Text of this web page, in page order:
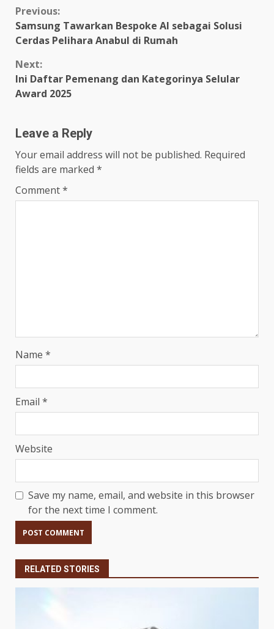
Continue
Reading
Previous:
Samsung Tawarkan Bespoke AI sebagai Solusi
Cerdas Pelihara Anabul di Rumah
Next:
Ini Daftar Pemenang dan Kategorinya Selular
Award 2025
Leave a Reply
Your email address will not be published. Required
fields are marked *
Comment*
Name *
Email *
Website
Save my name, email, and website in this browser
for the next time I comment.
RELATED STORIES